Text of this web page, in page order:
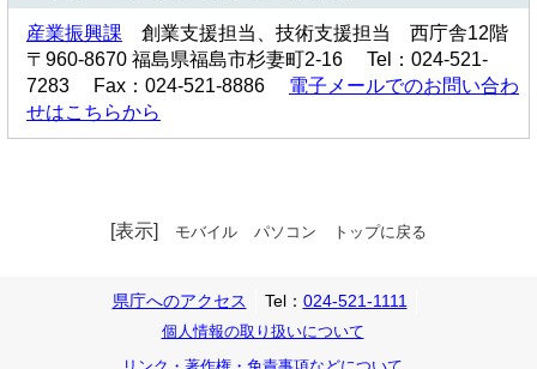
産業振興課 創業支援担当、技術支援担当 西庁舎12階
〒960-8670 福島県福島市杉妻町2-16 Tel：024-521-
7283 Fax：024-521-8886 電子メールでのお問い合わ
せはこちらから
[表示] モバイル パソコン トップに戻る
県庁へのアクセス Tel： 024-521-1111
個人情報の取り扱いについて